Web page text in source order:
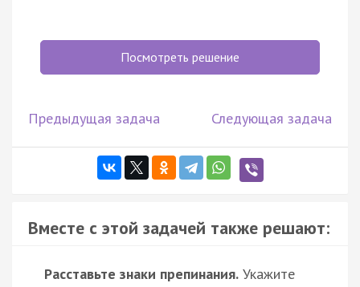
Посмотреть решение
Предыдущая задача Следующая задача
Вместе с этой задачей также решают:
Расставьте знаки препинания. Укажите